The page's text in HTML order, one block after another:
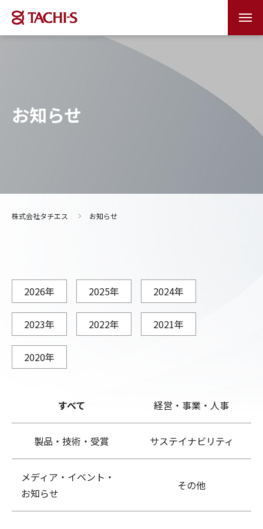
お知らせ
株式会社タチエス お知らせ
2026年 2025年 2024年
2023年 2022年 2021年
2020年
すべて 経営・事業・人事
製品・技術・受賞 サステイナビリティ
メディア・イベント・
お知らせ
その他